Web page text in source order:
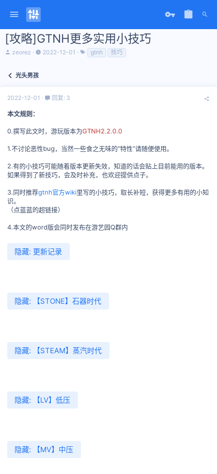
[攻略]GTNH更多实用小技巧
主
起
zeorez
开
2022-12-01
标
签
gtnh 技巧
光头男孩
2022-12-01 回复: 3
本文规则：
0.撰写此文时，游玩版本为GTNH2.2.0.0
1.不讨论恶性bug，当然一些食之无味的“特性”请随便使用。
2.有的小技巧可能随着版本更新失效，知道的话会贴上目前能用的版本。
如果得到了新技巧，会及时补充，也欢迎提供点子。
3.同时推荐gtnh官方wiki里写的小技巧，取长补短，获得更多有用的小知
识。
（点蓝蓝的超链接）
4.本文的word版会同时发布在游艺园Q群内
隐藏: 更新记录
隐藏: 【STONE】石器时代
隐藏: 【STEAM】蒸汽时代
隐藏: 【LV】低压
隐藏: 【MV】中压